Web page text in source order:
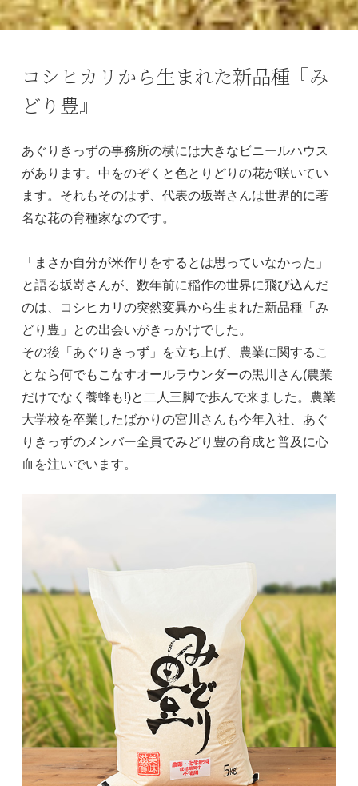
コシヒカリから生まれた新品種『み
どり豊』
あぐりきっずの事務所の横には大きなビニールハウス
があります。中をのぞくと色とりどりの花が咲いてい
ます。それもそのはず、代表の坂嵜さんは世界的に著
名な花の育種家なのです。
「まさか自分が米作りをするとは思っていなかった」
と語る坂嵜さんが、数年前に稲作の世界に飛び込んだ
のは、コシヒカリの突然変異から生まれた新品種「み
どり豊」との出会いがきっかけでした。
その後「あぐりきっず」を立ち上げ、農業に関するこ
となら何でもこなすオールラウンダーの黒川さん(農業
だけでなく養蜂も!)と二人三脚で歩んで来ました。農業
大学校を卒業したばかりの宮川さんも今年入社、あぐ
りきっずのメンバー全員でみどり豊の育成と普及に心
血を注いでいます。